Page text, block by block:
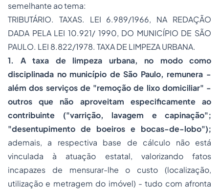
semelhante ao tema:
TRIBUTÁRIO. TAXAS. LEI 6.989/1966, NA REDAÇÃO
DADA PELA LEI 10.921/ 1990, DO MUNICÍPIO DE SÃO
PAULO. LEI 8.822/1978. TAXA DE LIMPEZA URBANA.
1. A taxa de limpeza urbana, no modo como
disciplinada no município de São Paulo, remunera -
além dos serviços de "remoção de lixo domiciliar" -
outros que não aproveitam especificamente ao
contribuinte ("varrição, lavagem e capinação";
"desentupimento de boeiros e bocas-de-lobo");
ademais, a respectiva base de cálculo não está
vinculada à atuação estatal, valorizando fatos
incapazes de mensurar-lhe o custo (localização,
utilização e metragem do imóvel) - tudo com afronta